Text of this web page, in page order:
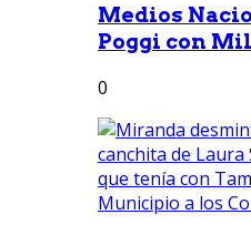
Medios
Poggi con
0